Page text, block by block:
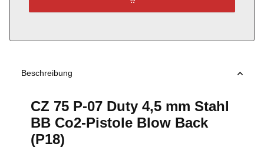
Beschreibung
CZ 75 P-07 Duty 4,5 mm Stahl
BB Co2-Pistole Blow Back
(P18)